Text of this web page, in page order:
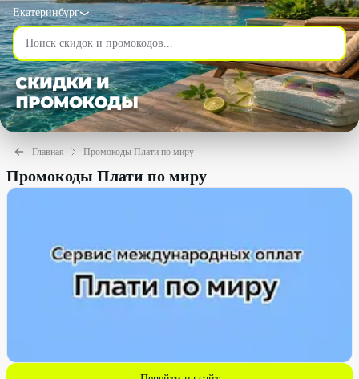
Екатеринбург
Главная Промокоды Плати по миру
Промокоды Плати по миру